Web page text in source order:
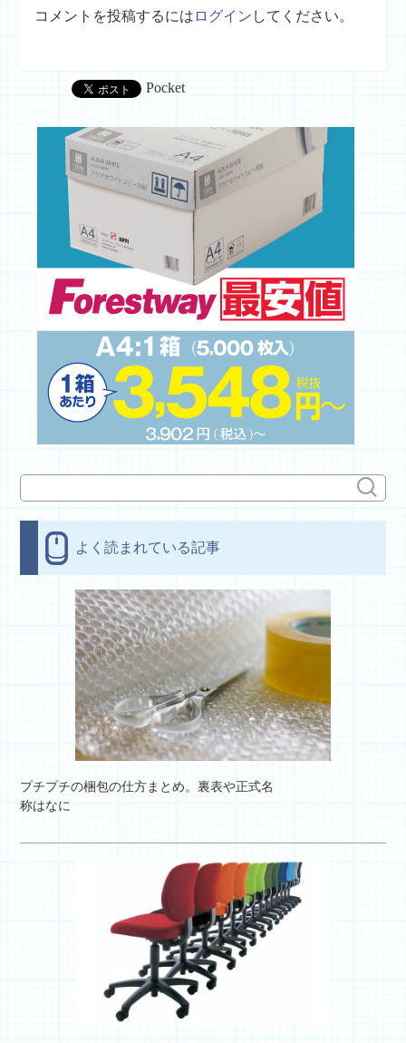
コメントを投稿するには ログイン してください。
Pocket
よく読まれている記事
プチプチの梱包の仕方まとめ。裏表や正式名
称はなに